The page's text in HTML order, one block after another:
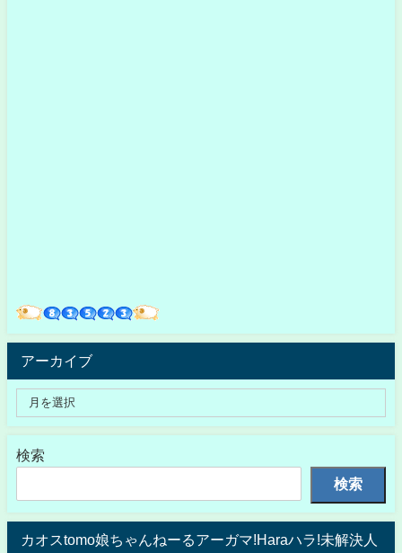
アーカイブ
検索
検索
カオスtomo娘ちゃんねーるアーガマ!Haraハラ!未解決人